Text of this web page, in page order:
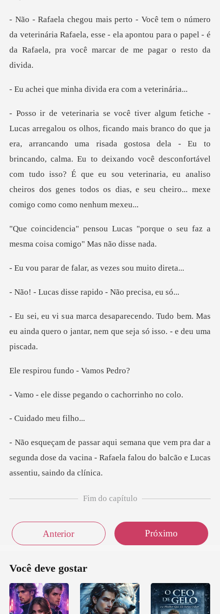
veterinária Rafaela, esse - ela apontou para o papel - é
nha divida era co
arrancando uma risada gostosa dela - Eu to
brincando, calma. Eu to deixando você desconfortável
com tudo isso? É que
s "porque o seu faz a
mesma co
falar, as vezes
sse rapido - Não
Tudo bem. Mas
eu ainda quero o jantar,
u fundo - V
se pegando o cac
do meu
ra dar a
segunda dose da vacina - Rafaela falo
Fim do capítulo
Anterior Próximo
Você deve gostar